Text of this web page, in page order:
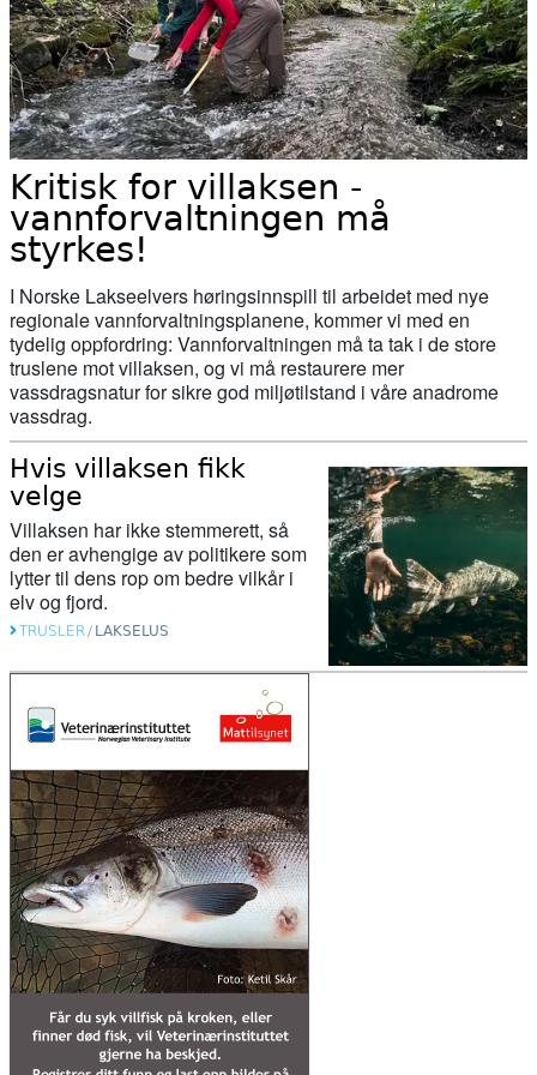
hatt rett hele tiden!
15. april 2026
Her sluker gjedda minst en kvart
million laks i året
15. april 2026
Slik rammer klimaendringene
oppdrettsnæringen
15. april 2026
Endringar i laksefisket for 2026
07. april 2026
Fryktar nytt kjempekraftverk skal
rasere elva
25. mars 2026
Nye teljingar gir håp for villaksen
18. mars 2026
Nasjonalt laksevassdrag: – Aldri sett
slike skader på laks
06. mars 2026
Fisken er tilbake i Skibotnregionen
etter gyro-kamp
03. mars 2026
Repparfjorden: Jo nærmere
gruvedeponiet, jo mer bly, krom og
Kritisk for villaksen -
vannforvaltningen må
styrkes!
I Norske Lakseelvers høringsinnspill til arbeidet med nye
regionale vannforvaltningsplanene, kommer vi med en
tydelig oppfordring: Vannforvaltningen må ta tak i de store
truslene mot villaksen, og vi må restaurere mer
vassdragsnatur for sikre god miljøtilstand i våre anadrome
vassdrag.
Hvis villaksen fikk
velge
Villaksen har ikke stemmerett, så
den er avhengige av politikere som
lytter til dens rop om bedre vilkår i
elv og fjord.
TRUSLER/ LAKSELUS